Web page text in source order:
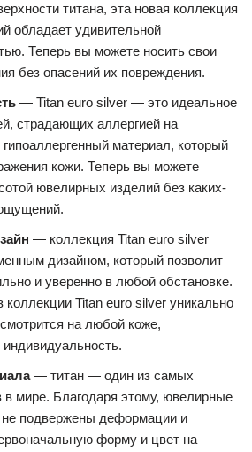
титана, эта новая коллекция
обладает удивительной
Теперь вы можете носить свои
без опасений их повреждения.
— Titan euro silver — это идеальное
страдающих аллергией на
материал, который
кожи. Теперь вы можете
ювелирных изделий без каких-
— коллекция Titan euro silver
дизайном, который позволит
и уверенно в любой обстановке.
коллекции Titan euro silver уникально
на любой коже,
— титан — один из самых
в мире. Благодаря этому, ювелирные
не подвержены деформации и
форму и цвет на